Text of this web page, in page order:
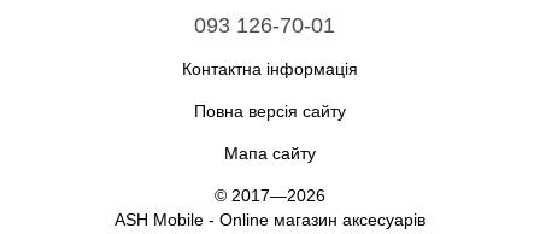
093 126-70-01
Контактна інформація
Повна версія сайту
Мапа сайту
© 2017—2026
ASH Mobile - Online магазин аксесуарів